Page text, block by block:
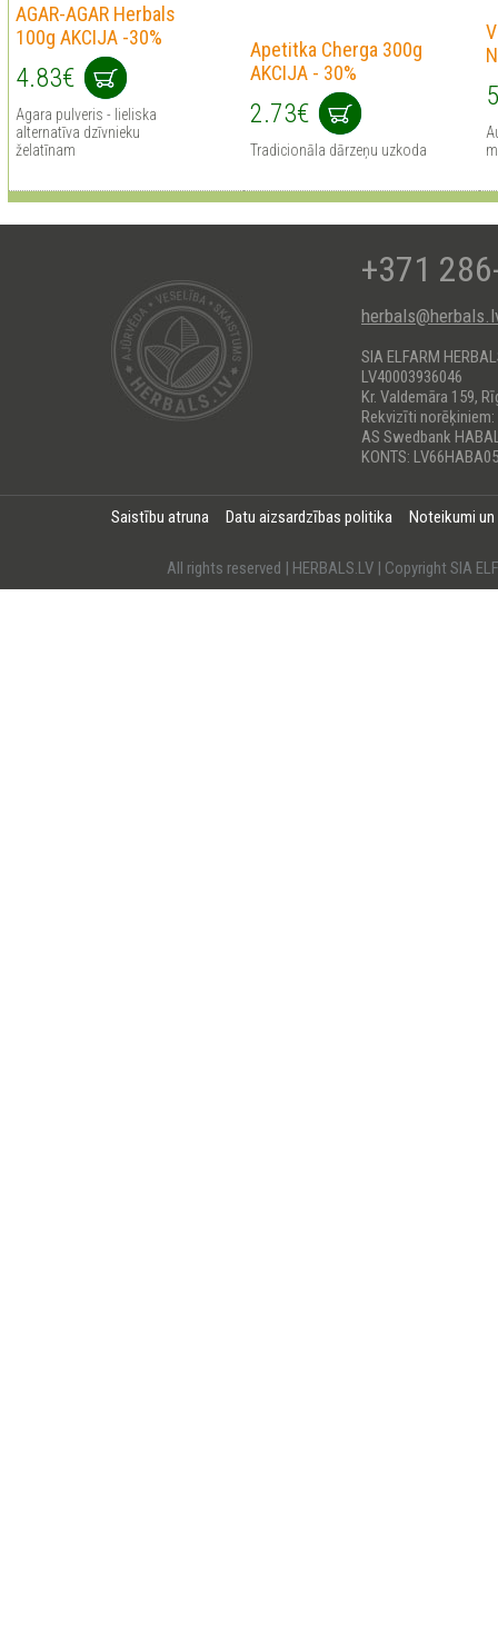
AGAR-AGAR Herbals
100g AKCIJA -30%
4.83€
Agara pulveris - lieliska
alternatīva dzīvnieku
želatīnam
Apetitka Cherga 300g
AKCIJA - 30%
2.73€
Tradicionāla dārzeņu uzkoda
+371
SIA ELFARM
LV40003936046
Kr. Valdemāra 159,
Rekvizīti norēķiniem:
AS Swedbank
KONTS:
Saistību atruna Datu aizsardzības politika Noteikumi
All rights reserved | HERBALS.LV | Copyright SIA